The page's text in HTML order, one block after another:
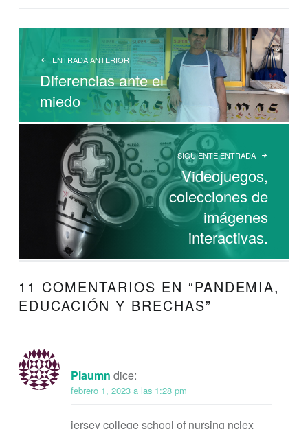
NAVEGACIÓN DE ENTRADAS
ENTRADA ANTERIOR
Diferencias ante el
miedo
SIGUIENTE ENTRADA
Videojuegos,
colecciones de
imágenes
interactivas.
11 COMENTARIOS EN “PANDEMIA,
EDUCACIÓN Y BRECHAS”
Plaumn dice:
febrero 1, 2023 a las 1:28 pm
jersey college school of nursing nclex